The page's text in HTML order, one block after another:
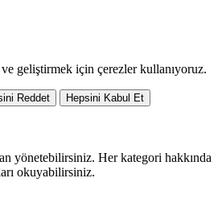
geliştirmek için çerezler kullanıyoruz.
Reddet Hepsini Kabul Et
yönetebilirsiniz. Her kategori hakkında
okuyabilirsiniz.